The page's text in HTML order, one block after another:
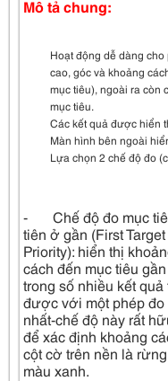
Mô tả chung:
Hoạt động dễ dàng
cao, góc và khoảng
mục tiêu), ngoài ra còn
mục tiêu.
Các kết quả được hiển
Màn hình bên ngoài
Lựa chọn 2 chế độ đo
- Chế độ đo mục
tiên ở gần (First Target
Priority): hiển thị
cách đến mục tiêu
trong số nhiều kết quả
được với một phép đo
nhất-chế độ này rất
để xác định khoảng
cột cờ trên nền là
màu xanh.